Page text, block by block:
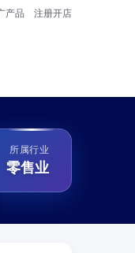
产品 注册开店
所属行业
零售业